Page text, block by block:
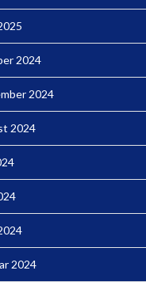
2024
2024
2024
2024